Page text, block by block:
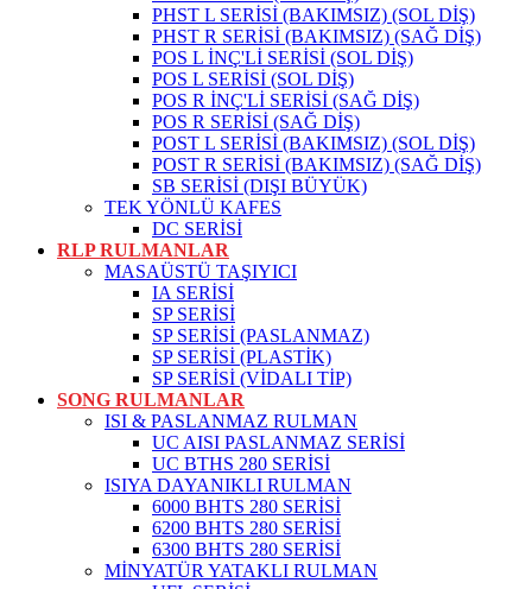
PHST L SERİSİ (BAKIMSIZ) (SOL DİŞ)
PHST R SERİSİ (BAKIMSIZ) (SAĞ DİŞ)
POS L İNÇ'Lİ SERİSİ (SOL DİŞ)
POS L SERİSİ (SOL DİŞ)
POS R İNÇ'Lİ SERİSİ (SAĞ DİŞ)
POS R SERİSİ (SAĞ DİŞ)
POST L SERİSİ (BAKIMSIZ) (SOL DİŞ)
POST R SERİSİ (BAKIMSIZ) (SAĞ DİŞ)
SB SERİSİ (DIŞI BÜYÜK)
TEK YÖNLÜ KAFES
DC SERİSİ
RLP RULMANLAR
MASAÜSTÜ TAŞIYICI
IA SERİSİ
SP SERİSİ
SP SERİSİ (PASLANMAZ)
SP SERİSİ (PLASTİK)
SP SERİSİ (VİDALI TİP)
SONG RULMANLAR
ISI & PASLANMAZ RULMAN
UC AISI PASLANMAZ SERİSİ
UC BTHS 280 SERİSİ
ISIYA DAYANIKLI RULMAN
6000 BHTS 280 SERİSİ
6200 BHTS 280 SERİSİ
6300 BHTS 280 SERİSİ
MİNYATÜR YATAKLI RULMAN